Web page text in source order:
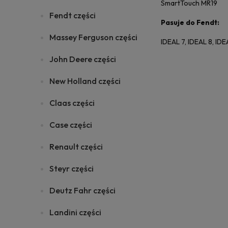
Fendt części
Massey Ferguson części
John Deere części
New Holland części
Claas części
Case części
Renault części
Steyr części
Deutz Fahr części
Landini części
SmartTouch MR19
Pasuje do Fendt:
IDEAL 7, IDEAL 8,